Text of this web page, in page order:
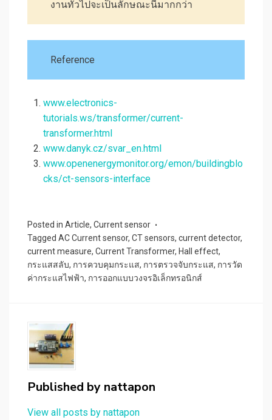
งานทั่วไปจะเป็นลักษณะนี้มากกว่า
Reference
www.electronics-
tutorials.ws/transformer/current-
transformer.html
www.danyk.cz/svar_en.html
www.openenergymonitor.org/emon/buildingblo
cks/ct-sensors-interface
Posted in Article, Current sensor
Tagged AC Current sensor, CT sensors, current detector,
current measure, Current Transformer, Hall effect,
กระแสสลับ, การควบคุมกระแส, การตรวจจับกระแส, การวัด
ค่ากระแสไฟฟ้า, การออกแบบวงจรอิเล็กทรอนิกส์
Published by nattapon
View all posts by nattapon